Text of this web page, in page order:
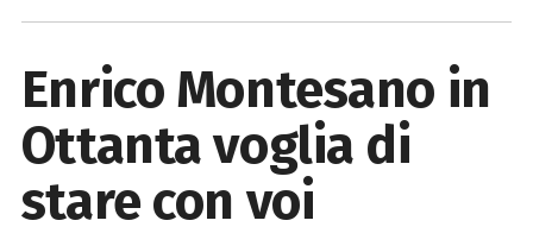
Enrico Montesano in
Ottanta voglia di
stare con voi